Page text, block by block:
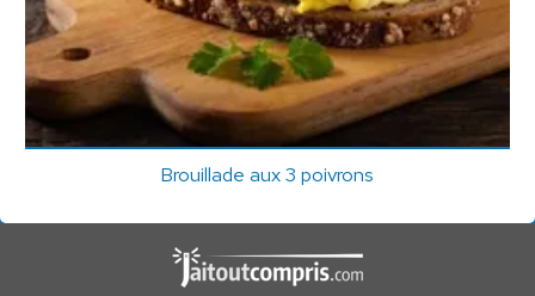
Brouillade aux 3 poivrons